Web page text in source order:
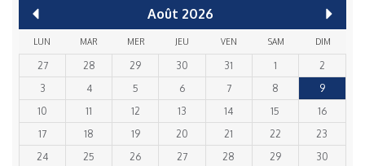
Août 2026
LUN MAR MER JEU VEN SAM DIM
27 28 29 30 31 1
2
3
4 5 6 7 8
9
10
11 12 13 14 15
16
17
18 19 20 21 22
23
24
25 26 27 28 29
30